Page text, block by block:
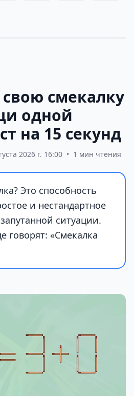
смекалку
одной
на 15 секунд
2026 г. 16:00 • 1 мин чтения
Это способность
и нестандартное
ситуации.
говорят: «Смекалка